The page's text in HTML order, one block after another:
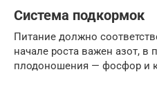
Система подкормок
Питание должно
начале роста важен азот, в
плодоношения — фосфор и